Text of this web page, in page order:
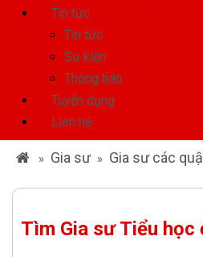
Tin tức
Tin tức
Sự kiện
Thông báo
Tuyển dụng
Liên hệ
» Gia sư » Gia sư các
Tìm Gia sư Tiểu học